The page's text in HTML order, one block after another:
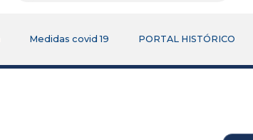
Medidas covid 19 PORTAL HISTÓRICO